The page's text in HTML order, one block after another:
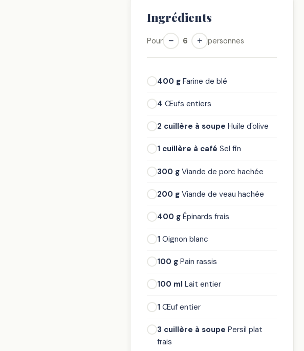
Ingrédients
Pour − 6 + personnes
400 g Farine de blé
4 Œufs entiers
2 cuillère à soupe Huile d'olive
1 cuillère à café Sel fin
300 g Viande de porc hachée
200 g Viande de veau hachée
400 g Épinards frais
1 Oignon blanc
100 g Pain rassis
100 ml Lait entier
1 Œuf entier
3 cuillère à soupe Persil plat
frais